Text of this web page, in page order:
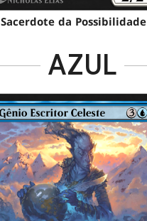
Sacerdote da Possibilidade
AZUL